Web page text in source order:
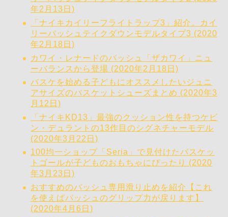
年2月13日)
「ナイキカイリーフライトラップ3」紹介。カイ
リーバッシュテイクダウンモデルタイプ3 (2020
年2月18日)
カワイ・レナードのバッシュ「ザカワイ」ニュ
ーバランスから登場 (2020年2月18日)
バスケを始める子どもにオススメしたいジュニ
アサイズのバスケットシューズまとめ (2020年3
月12日)
「ナイキKD13」最強のクッション性を持つケビ
ン・デュラントの13作目のシグネチャーモデル
(2020年3月22日)
100均一ショップ「Seria」で見付けたバスケッ
トゴールが子どものおもちゃにぴったり (2020
年3月23日)
おすすめのバッシュ専用滑り止めを紹介【これ
を使えばバッシュのグリップ力が戻ります】
(2020年4月6日)